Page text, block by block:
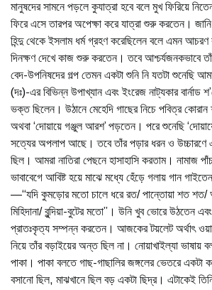
মানুষদের সামনে পড়লে কুযাত্রা হবে বলে মুখ ফিরিয়ে
ফিরে এসে তারপর অপেক্ষা করে যাত্রা শুরু করতেন।
হিন্দু থেকে ইসলাম ধর্ম গ্রহণ করেছিলেন বলে এমন
দিনক্ষণ দেখে কাজ শুরু করতেন। তবে আশ্চর্যজনকভাবে
বেদ-উপনিষদের গল্প তেমন একটা শুনি নি যতটা শুনেছি
(দঃ)-এর বিভিন্ন উপাখ্যান এবং ইংরেজ নাট্যকার বার্নাড
ভক্ত ছিলেন। উঠানে মেহেদি গাছের নিচে পবিত্র
অথবা ‘দোয়ায়ে গঞ্জুল আরশ’ পড়তেন। পরে শুনেছি
সত্যের অপলাপ আছে। তবে তাঁর পড়ার ধরন ও উচ্চারণে
ছিল। আমরা নাতিরা পেছনে হাসাহাসি করতাম। নামাজ
ভাবাবেগে আবিষ্ট হয়ে মাঝে মধ্যে হেঁড়ে গলায় গান
—“যদি কুমড়োর মতো চালে ধরে রত/ পান্তোয়া শত
মিহিদানা/ বুন্দিয়া-বুটের মতো”। উনি খুব ভোরে উঠতেন
প্রাতঃকৃত্য সম্পন্ন করতেন। আজকের টয়লেট অর্থাৎ
নিয়ে তাঁর বড়াইয়ের অন্ত ছিল না। নোয়াখাইল্যা ভাষায়
পাকা। পাকা বলতে গাছ-গাছালির জঙ্গলের ভেতরে একটা
বসানো ছিল, মাঝখানে ছিল বড় একটা ছিদ্র। এটাকেই